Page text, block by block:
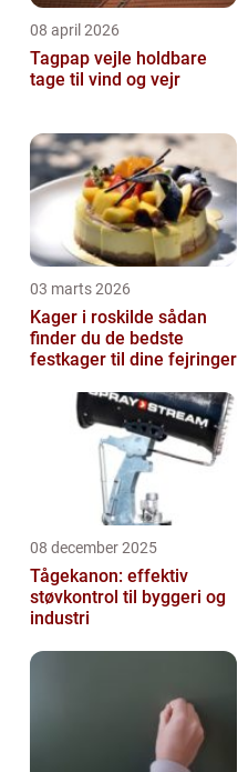
08 april 2026
Tagpap vejle holdbare
tage til vind og vejr
03 marts 2026
Kager i roskilde sådan
finder du de bedste
festkager til dine fejringer
08 december 2025
Tågekanon: effektiv
støvkontrol til byggeri og
industri